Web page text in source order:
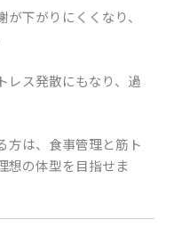
下がりにくくなり、
レス発散にもなり、過
方は、食事管理と筋ト
想の体型を目指せま